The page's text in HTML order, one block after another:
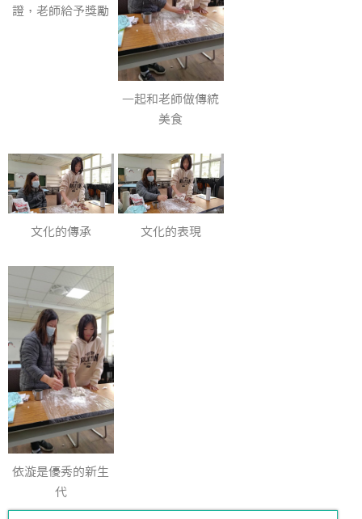
證，老師給予獎勵
一起和老師做傳統
美食
文化的傳承 文化的表現
依漩是優秀的新生
代